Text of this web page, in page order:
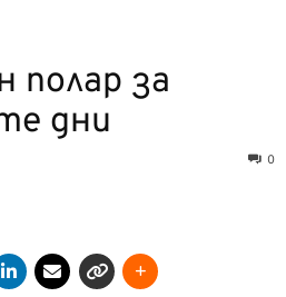
полар за
дни
0